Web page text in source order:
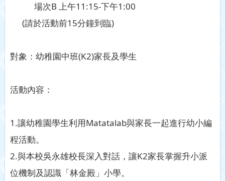
場次B 上午11:15-下午1:00
(請於活動前15分鐘到臨)
對象：幼稚園中班(K2)家長及學生
活動內容：
1.讓幼稚園學生利用Matatalab與家長一起進行幼小編
程活動。
2.與本校吳永雄校長深入對話，讓K2家長掌握升小派
位機制及認識「林金殿」小學。